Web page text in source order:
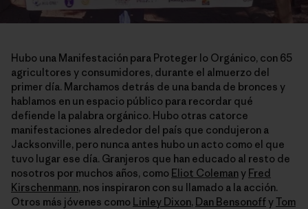
Hubo una Manifestación para Proteger lo Orgánico, con 65
agricultores y consumidores, durante el almuerzo del
primer día. Marchamos detrás de una banda de bronces y
hablamos en un espacio público para recordar qué
defiende la palabra orgánico. Hubo otras catorce
manifestaciones alrededor del país que condujeron a
Jacksonville, pero nunca antes hubo un acto como el que
tuvo lugar ese día. Granjeros que han educado al resto de
nosotros por muchos años, como Eliot Colemany Fred
Kirschenmann, nos inspiraron con su llamado a la acción.
Otros más jóvenes como Linley Dixon, Dan BensonoffyTom